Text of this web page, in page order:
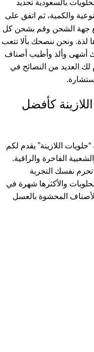
بالسعودية تحديد
والكمية، ثم اتفق على
مع جهة الشحن وقم بشحن كل
لذة. ونحن ننصحك بألا تتعب
أشهى وألذ وأطيب أصناف
لك العديد من النصائح في
كأفضل
اللازينة” يقدم لكم
الفاخرة والراقية.
تحرم نفسك التجربة
والأكثرها شهرة في
المحشوة بالعسل